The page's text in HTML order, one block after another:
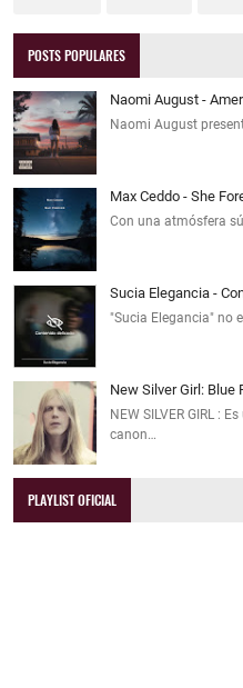
POSTS POPULARES
Naomi August -
Naomi August
Max Ceddo - She
Con una atmósfera
Sucia Elegancia -
"Sucia Elegancia" no
New Silver Girl: Blue
NEW SILVER GIRL :
canon…
PLAYLIST OFICIAL